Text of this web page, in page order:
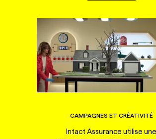
CAMPAGNES ET CRÉATIVITÉ
Intact Assurance utilise une